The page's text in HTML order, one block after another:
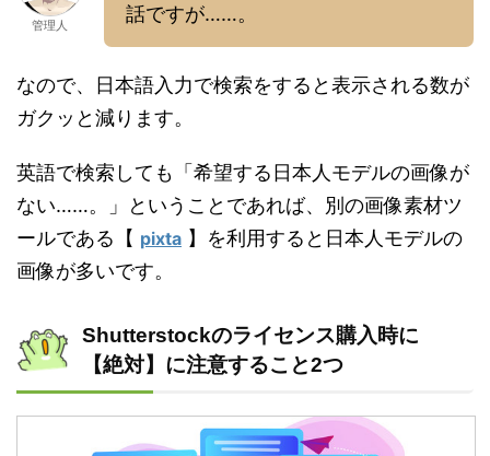
管理人
話ですが……。
なので、日本語入力で検索をすると表示される数が
ガクッと減ります。
英語で検索しても「希望する日本人モデルの画像が
ない……。」ということであれば、別の画像素材ツ
ールである【 pixta 】を利用すると日本人モデルの
画像が多いです。
Shutterstockのライセンス購入時に
【絶対】に注意すること2つ